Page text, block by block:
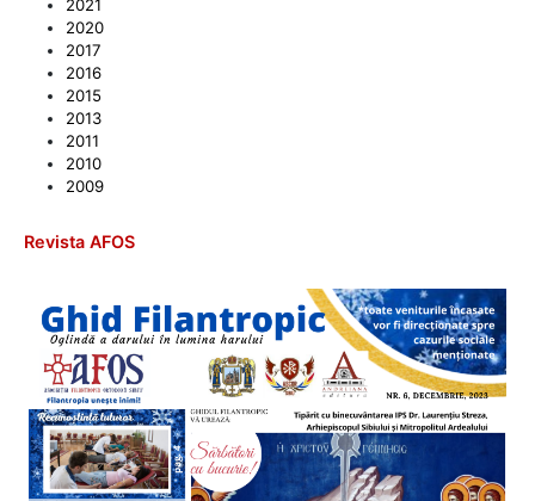
2021
2020
2017
2016
2015
2013
2011
2010
2009
Revista AFOS